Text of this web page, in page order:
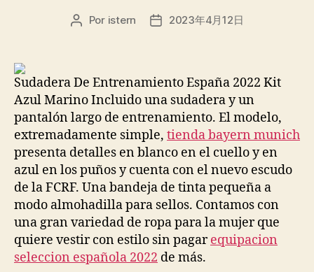
Autor
Por istern
Fecha2023年4月12日
Sudadera De Entrenamiento España 2022 Kit
Azul Marino Incluido una sudadera y un
pantalón largo de entrenamiento. El modelo,
extremadamente simple, tienda bayern munich
presenta detalles en blanco en el cuello y en
azul en los puños y cuenta con el nuevo escudo
de la FCRF. Una bandeja de tinta pequeña a
modo almohadilla para sellos. Contamos con
una gran variedad de ropa para la mujer que
quiere vestir con estilo sin pagarequipacion
seleccion española 2022 de más.